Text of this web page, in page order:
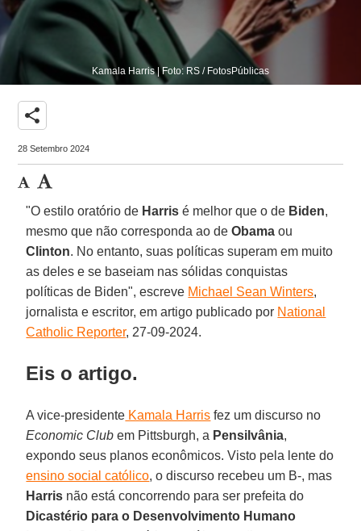
Kamala Harris | Foto: RS / FotosPúblicas
share
28 Setembro 2024
"O estilo oratório de Harris é melhor que o de Biden,
mesmo que não corresponda ao deObama ou
Clinton. No entanto, suas políticas superam em muito
as deles e se baseiam nas sólidas conquistas
políticas de Biden", escreve Michael Sean Winters,
jornalista e escritor, em artigo publicado por National
Catholic Reporter, 27-09-2024.
Eis o artigo.
A vice-presidente Kamala Harris fez um discurso no
Economic Clubem Pittsburgh, a Pensilvânia,
expondo seus planos econômicos. Visto pela lente do
ensino social católico, o discurso recebeu um B-, mas
Harris não está concorrendo para ser prefeita do
Dicastério para o Desenvolvimento Humano